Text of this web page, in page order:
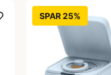
SPAR 25%